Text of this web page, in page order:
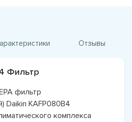
Отзывы
Фильтр
фильтр
Daikin KAFP080B4
комплекса